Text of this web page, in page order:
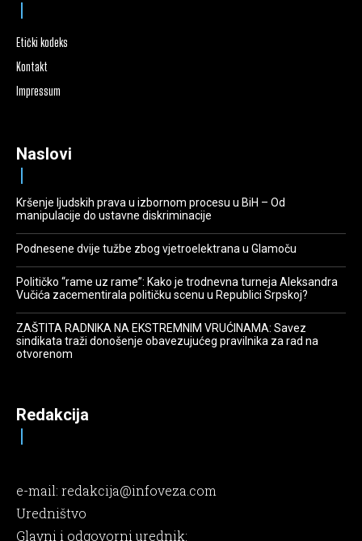
Etički kodeks
Kontakt
Impressum
Naslovi
Kršenje ljudskih prava u izbornom procesu u BiH – Od
manipulacije do ustavne diskriminacije
Podnesene dvije tužbe zbog vjetroelektrana u Glamoču
Političko “rame uz rame”: Kako je trodnevna turneja Aleksandra
Vučića zacementirala političku scenu u Republici Srpskoj?
ZAŠTITA RADNIKA NA EKSTREMNIM VRUĆINAMA: Savez
sindikata traži donošenje obavezujućeg pravilnika za rad na
otvorenom
Redakcija
e-mail: redakcija@infoveza.com
Uredništvo
Glavni i odgovorni urednik: